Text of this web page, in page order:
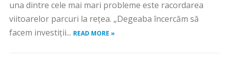
una dintre cele mai mari probleme este racordarea
viitoarelor parcuri la rețea. „Degeaba încercăm să
facem investiții... READ MORE »